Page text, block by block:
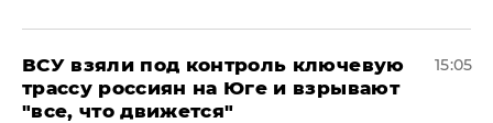
ВСУ взяли под контроль ключевую
трассу россиян на Юге и взрывают
"все, что движется"
15:05